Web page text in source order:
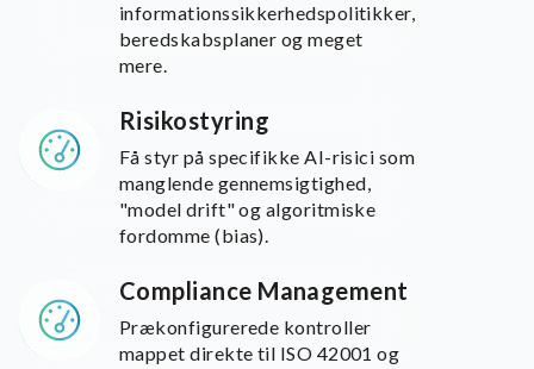
informationssikkerhedspolitikker,
beredskabsplaner og meget
mere.
Risikostyring
Få styr på specifikke AI-risici som
manglende gennemsigtighed,
"model drift" og algoritmiske
fordomme (bias).
Compliance Management
Prækonfigurerede kontroller
mappet direkte til ISO 42001 og